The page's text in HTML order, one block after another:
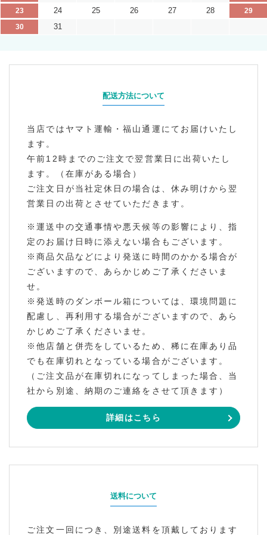
23
24 25 26 27 28
29
30
31
配送方法について
当店ではヤマト運輸・福山通運にてお届けいたし
ます。
午前12時までのご注文で翌営業日に出荷いたし
ます。（在庫がある場合）
ご注文日が当社定休日の場合は、休み明けから翌
営業日の出荷とさせていただきます。
※運送中の交通事情や悪天候等の影響により、指
定のお届け日時に添えない場合もございます。
※商品欠品などにより発送に時間のかかる場合が
ございますので、あらかじめご了承くださいま
せ。
※発送時のダンボール箱については、環境問題に
配慮し、再利用する場合がございますので、あら
かじめご了承くださいませ。
※他店舗と併売をしているため、稀に在庫あり品
でも在庫切れとなっている場合がございます。
（ご注文品が在庫切れになってしまった場合、当
社から別途、納期のご連絡をさせて頂きます）
詳細はこちら
送料について
ご注文一回につき、別途送料を頂戴しております